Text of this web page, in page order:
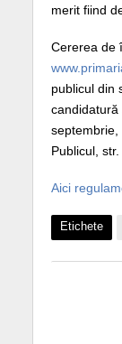
merit fiind
Cererea de
publicul din
candidatură
septembrie,
Publicul,
Aici
Etichete